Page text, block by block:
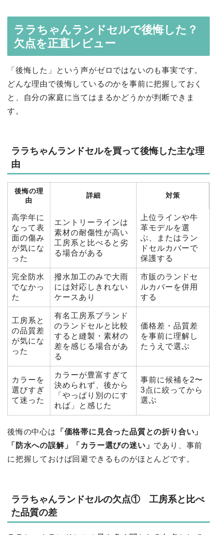
ララちゃんランドセルで後悔した？
欠点を正直レビュー
「後悔した」という声がゼロではないのも事実です。
どんな理由で後悔しているのかを事前に把握しておく
と、自分の家庭に当てはまるかどうかが判断できま
す。
ララちゃんランドセルを買って後悔した主な理
由
後悔の理
由
詳細 対策
高学年に
なって表
面の傷み
が気にな
った
エントリーラインは
素材の耐傷性が高い
工房系と比べると劣
る場合がある
上位ラインや牛
革モデルを選
ぶ、またはラン
ドセルカバーで
保護する
完全防水
でなかっ
た
撥水加工のみで大雨
には対応しきれない
ケースあり
市販のランドセ
ルカバーを併用
する
工房系と
の品質差
が気にな
った
有名工房系ブランド
のランドセルと比較
すると縫製・素材の
差を感じる場合があ
る
価格差・品質差
を事前に理解し
たうえで選ぶ
カラーを
選びすぎ
て迷った
カラーが豊富すぎて
決められず、後から
「やっぱり別のにす
れば」と感じた
事前に候補を2〜
3点に絞ってから
選ぶ
後悔の中心は
「価格帯に見合った品質との折り合い」
「防水への誤解」「カラー選びの迷い」 であり、事前
に把握しておけば回避できるものがほとんどです。
ララちゃんランドセルの欠点① 工房系と比べ
た品質の差